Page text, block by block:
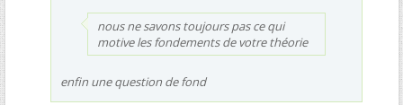
nous ne savons toujours pas ce qui
motive les fondements de votre théorie
enfin une question de fond